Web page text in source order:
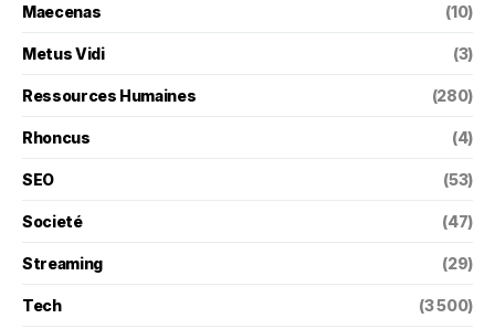
Maecenas (10)
Metus Vidi (3)
Ressources Humaines (280)
Rhoncus (4)
SEO (53)
Societé (47)
Streaming (29)
Tech (3 500)